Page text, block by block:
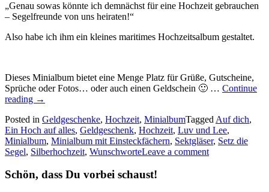
„Genau sowas könnte ich demnächst für eine Hochzeit gebrauchen
– Segelfreunde von uns heiraten!“
Also habe ich ihm ein kleines maritimes Hochzeitsalbum gestaltet.
Dieses Minialbum bietet eine Menge Platz für Grüße, Gutscheine,
Sprüche oder Fotos… oder auch einen Geldschein 🙂 … Continue
reading „Ein
Minialbum
zur
Hochzeit…“
→
Posted in Geldgeschenke, Hochzeit, MinialbumTagged Auf dich,
Ein Hoch auf alles, Geldgeschenk, Hochzeit, Luv und Lee,
Minialbum, Minialbum mit Einsteckfächern, Sektgläser, Setz die
Segel, Silberhochzeit, WunschworteLeave a comment
Schön, dass Du vorbei schaust!